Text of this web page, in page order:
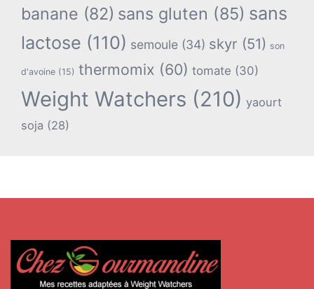
banane (82) sans gluten (85) sans
lactose (110) semoule (34) skyr (51) son
d'avoine (15) thermomix (60) tomate (30)
Weight Watchers (210) yaourt
soja (28)